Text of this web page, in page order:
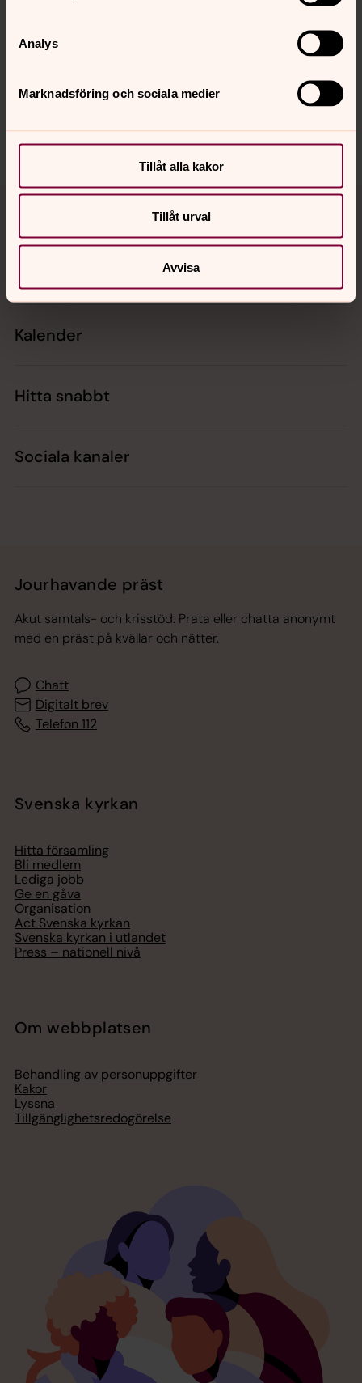
Analys
Marknadsföring och sociala medier
Tillåt alla kakor
Tillåt urval
Avvisa
innehåll?
Dela
Tillbaka till toppen
Tillbaka till innehållet
Kalender
Hitta snabbt
Sociala kanaler
Jourhavande präst
Akut samtals- och krisstöd. Prata eller chatta anonymt
med en präst på kvällar och nätter.
Chatt
Digitalt brev
Telefon 112
Svenska kyrkan
Hitta församling
Bli medlem
Lediga jobb
Ge en gåva
Organisation
Act Svenska kyrkan
Svenska kyrkan i utlandet
Press – nationell nivå
Om webbplatsen
Behandling av personuppgifter
Kakor
Lyssna
Tillgänglighetsredogörelse